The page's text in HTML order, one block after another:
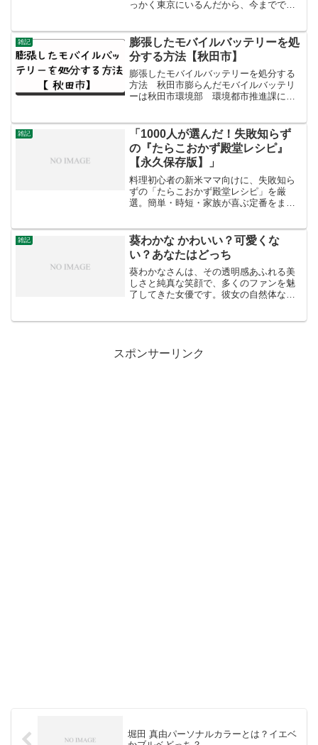
っかく東京にいるんだから、今までで一
で誕生日は寂しい？」なんて声もありま
したが、2026年現...
雑記
膨張したモバイルバッテリーを処
分する方法【秋田市】
膨張したモバイルバッテリーを処分する
方法 秋田市膨らんだモバイルバッテリ
ーは秋田市環境部 環境都市推進課に直
番1号 本庁舎3階電話：018-888-
5706 ...
雑記
「1000人が選んだ！失敗知らず
の『たらこおかず殿堂レシピ』
【永久保存版】」
料理初心者の新米ママ向けに、失敗知ら
ずの「たらこおかず殿堂レシピ」を厳
選。簡単・時短・家族が喜ぶ定番をまと
雑記
葵わかな かわいい？可愛くな
い？あなたはどっち
葵わかなさんは、その透明感あふれる美
しさと純真な笑顔で、多くのファンを魅
了してきた女優です。彼女の自然体な魅
スポンサーリンク
堀田 真由パーソナルカラーとは？イエベ